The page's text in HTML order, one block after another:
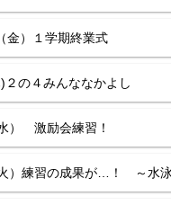
金）１学期終業式
２の４みんななかよし
） 激励会練習！
）練習の成果が…！ ～水